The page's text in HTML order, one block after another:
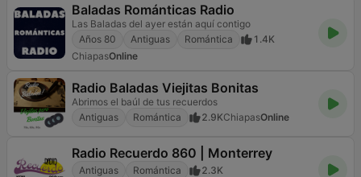
Baladas Románticas Radio
Las Baladas del ayer están aquí contigo
Años 80
Antiguas Romántica
1.4K
ChiapasOnline
Radio Baladas Viejitas Bonitas
Abrimos el baúl de tus recuerdos
Antiguas
Romántica 2.9KChiapasOnline
Radio Recuerdo 860 | Monterrey
Antiguas Romántica
2.3K